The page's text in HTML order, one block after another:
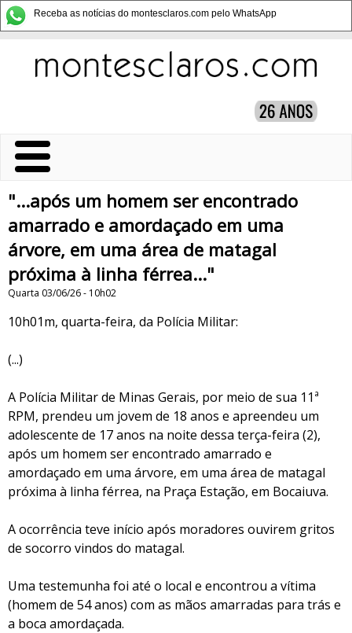
Receba as notícias do montesclaros.com pelo WhatsApp
"...após um homem ser encontrado
amarrado e amordaçado em uma
árvore, em uma área de matagal
próxima à linha férrea..."
Quarta 03/06/26 - 10h02
10h01m, quarta-feira, da Polícia Militar:
(...)
A Polícia Militar de Minas Gerais, por meio de sua 11ª
RPM, prendeu um jovem de 18 anos e apreendeu um
adolescente de 17 anos na noite dessa terça-feira (2),
após um homem ser encontrado amarrado e
amordaçado em uma árvore, em uma área de matagal
próxima à linha férrea, na Praça Estação, em Bocaiuva.
A ocorrência teve início após moradores ouvirem gritos
de socorro vindos do matagal.
Uma testemunha foi até o local e encontrou a vítima
(homem de 54 anos) com as mãos amarradas para trás e
a boca amordaçada.